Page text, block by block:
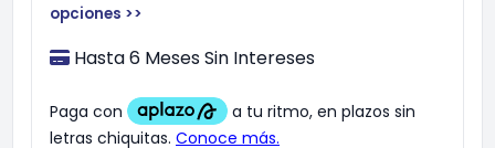
opciones >>
Hasta 6 Meses Sin Intereses